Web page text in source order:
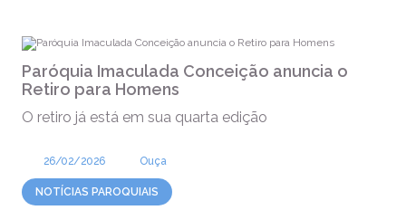
Paróquia Imaculada Conceição anuncia o
Retiro para Homens
O retiro já está em sua quarta edição
26/02/2026 Ouça
NOTÍCIAS PAROQUIAIS